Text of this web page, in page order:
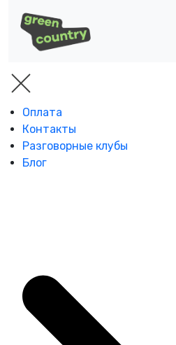
Оплата
Контакты
Разговорные клубы
Блог